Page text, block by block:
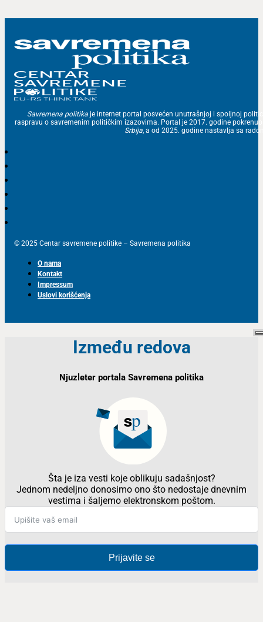
Savremena politika je internet portal posvećen unutrašnjoj i spoljnoj
raspravu o savremenim političkim izazovima. Portal je 2017. godine
Srbija, a od 2025. godine nastavlja sa
© 2025 Centar savremene politike – Savremena politika
O nama
Kontakt
Impressum
Uslovi korišćenja
Između redova
Njuzleter portala Savremena politika
Šta je iza vesti koje oblikuju sadašnjost?
Jednom nedeljno donosimo ono što nedostaje dnevnim
vestima i šaljemo elektronskom poštom.
Prijavite se